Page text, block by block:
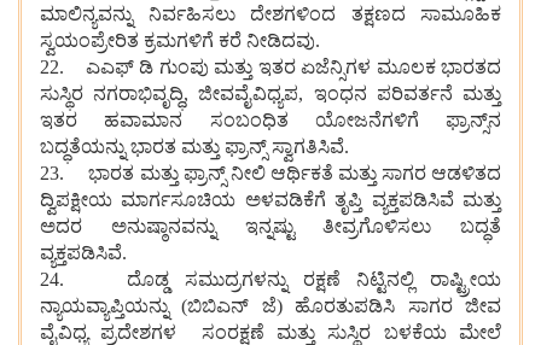
ಮಾಲಿನ್ಯವನ್ನು ನಿರ್ವಹಿಸಲು ದೇಶಗಳಿಂದ ತಕ್ಷಣದ ಸಾಮೂಹಿಕ
ಸ್ವಯಂಪ್ರೇರಿತ ಕ್ರಮಗಳಿಗೆ ಕರೆ ನೀಡಿದವು.
22. ಎಎಫ್ ಡಿ ಗುಂಪು ಮತ್ತು ಇತರ ಏಜೆನ್ಸಿಗಳ ಮೂಲಕ ಭಾರತದ
ಸುಸ್ಥಿರ ನಗರಾಭಿವೃದ್ಧಿ, ಜೀವವೈವಿಧ್ಯಪ, ಇಂಧನ ಪರಿವರ್ತನೆ ಮತ್ತು
ಇತರ ಹವಾಮಾನ ಸಂಬಂಧಿತ ಯೋಜನೆಗಳಿಗೆ ಫ್ರಾನ್ಸ್‌ನ
ಬದ್ಧತೆಯನ್ನು ಭಾರತ ಮತ್ತು ಫ್ರಾನ್ಸ್ ಸ್ವಾಗತಿಸಿವೆ.
23. ಭಾರತ ಮತ್ತು ಫ್ರಾನ್ಸ್ ನೀಲಿ ಆರ್ಥಿಕತೆ ಮತ್ತು ಸಾಗರ ಆಡಳಿತದ
ದ್ವಿಪಕ್ಷೀಯ ಮಾರ್ಗಸೂಚಿಯ ಅಳವಡಿಕೆಗೆ ತೃಪ್ತಿ ವ್ಯಕ್ತಪಡಿಸಿವೆ ಮತ್ತು
ಅದರ ಅನುಷ್ಠಾನವನ್ನು ಇನ್ನಷ್ಟು ತೀವ್ರಗೊಳಿಸಲು ಬದ್ಧತೆ
ವ್ಯಕ್ತಪಡಿಸಿವೆ.
24. ದೊಡ್ಡ ಸಮುದ್ರಗಳನ್ನು ರಕ್ಷಣೆ ನಿಟ್ಟಿನಲ್ಲಿ ರಾಷ್ಟ್ರೀಯ
ನ್ಯಾಯವ್ಯಾಪ್ತಿಯನ್ನು (ಬಿಬಿಎನ್ ಜೆ) ಹೊರತುಪಡಿಸಿ ಸಾಗರ ಜೀವ
ವೈವಿಧ್ಯ ಪ್ರದೇಶಗಳ ಸಂರಕ್ಷಣೆ ಮತ್ತು ಸುಸ್ಥಿರ ಬಳಕೆಯ ಮೇಲೆ